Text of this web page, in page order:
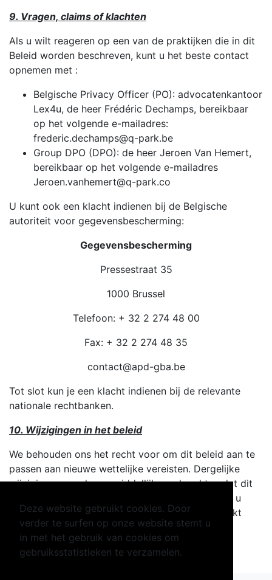
Deze website gebruikt cookies. Door
verder te surfen op onze website stemt u
in met het gebruik van cookies om
gebruiksstatistieken te verzamelen.
9. Vragen, claims of klachten
Als u wilt reageren op een van de praktijken die in dit
Beleid worden beschreven, kunt u het beste contact
opnemen met :
Belgische Privacy Officer (PO): advocatenkantoor
Lex4u, de heer Frédéric Dechamps, bereikbaar
op het volgende e-mailadres:
frederic.dechamps@q-park.be
Group DPO (DPO): de heer Jeroen Van Hemert,
bereikbaar op het volgende e-mailadres
Jeroen.vanhemert@q-park.co
U kunt ook een klacht indienen bij de Belgische
autoriteit voor gegevensbescherming:
Gegevensbescherming
Pressestraat 35
1000 Brussel
Telefoon: + 32 2 274 48 00
Fax: + 32 2 274 48 35
contact@apd-gba.be
Tot slot kun je een klacht indienen bij de relevante
nationale rechtbanken.
10. Wijzigingen in het beleid
We behouden ons het recht voor om dit beleid aan te
passen aan nieuwe wettelijke vereisten. Dergelijke
wijzigingen worden onmiddellijk van kracht nadat dit
document is bijgewerkt. Deze bijwerking zal aan u
worden meegedeeld op de manier die wij geschikt
achten.